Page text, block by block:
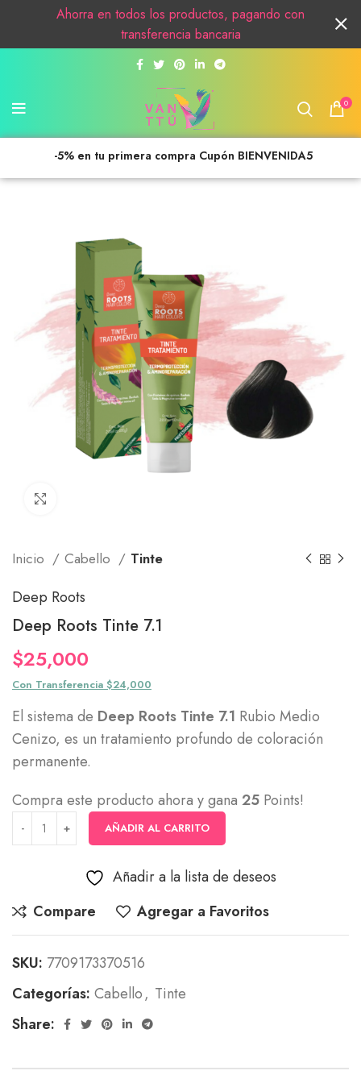
0
-5% en tu primera compra Cupón BIENVENIDA5
Inicio Cabello Tinte
Deep Roots
Deep Roots Tinte 7.1
$25,000
Con Transferencia $24,000
El sistema de Deep Roots Tinte 7.1 Rubio Medio
Cenizo, es un tratamiento profundo de coloración
permanente.
Compra este producto ahora y gana 25 Points!
AÑADIR AL CARRITO
Añadir a la lista de deseos
Compare
Agregar a Favoritos
SKU: 7709173370516
Categorías: Cabello, Tinte
Share:
Ahorra en todos los productos, pagando con
transferencia bancaria